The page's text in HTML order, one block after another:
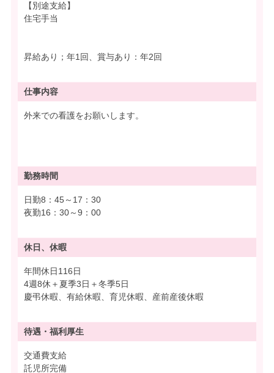
【別途支給】
住宅手当
昇給あり；年1回、賞与あり：年2回
仕事内容
外来での看護をお願いします。
勤務時間
日勤8：45～17：30
夜勤16：30～9：00
休日、休暇
年間休日116日
4週8休＋夏季3日＋冬季5日
慶弔休暇、有給休暇、育児休暇、産前産後休暇
待遇・ 福利厚生
交通費支給
託児所完備